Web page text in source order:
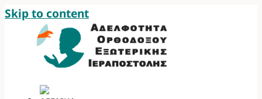
Skip to content